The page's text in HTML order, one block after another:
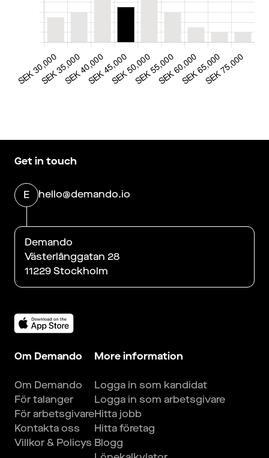
Get in touch
E hello@demando.io
Demando
Västerlånggatan 28
11229 Stockholm
Om Demando
Om Demando
För talanger
För arbetsgivare
Kontakta oss
Villkor & Policys
More information
Logga in som kandidat
Logga in som arbetsgivare
Hitta jobb
Hitta företag
Blogg